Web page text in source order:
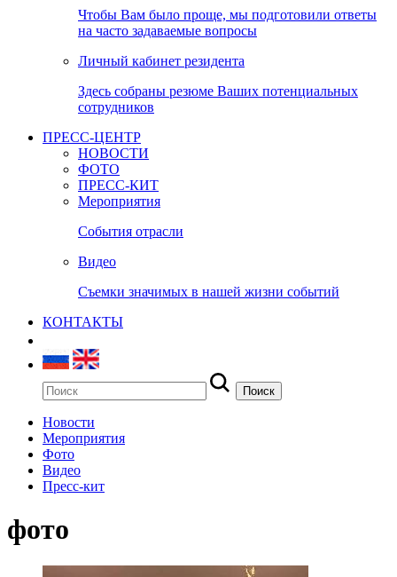
Чтобы Вам было проще, мы подготовили ответы
на часто задаваемые вопросы
Личный кабинет резидента
Здесь собраны резюме Ваших потенциальных
сотрудников
ПРЕСС-ЦЕНТР
НОВОСТИ
ФОТО
ПРЕСС-КИТ
Мероприятия
События отрасли
Видео
Съемки значимых в нашей жизни событий
КОНТАКТЫ
Новости
Мероприятия
Фото
Видео
Пресс-кит
фото